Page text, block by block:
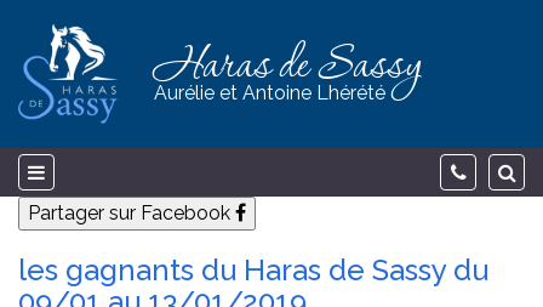
Haras de Sassy
Aurélie et Antoine Lhérété
Partager sur Facebook
les gagnants du Haras de Sassy du